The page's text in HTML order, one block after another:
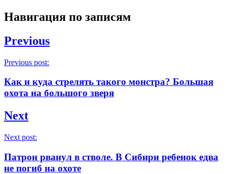
Навигация по записям
Previous
Previous post:
Как и куда стрелять такого монстра? Большая
охота на большого зверя
Next
Next post:
Патрон рванул в стволе. В Сибири ребенок едва
не погиб на охоте